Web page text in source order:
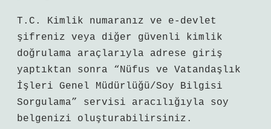
T.C. Kimlik numaranız ve e-devlet
şifreniz veya diğer güvenli kimlik
doğrulama araçlarıyla adrese giriş
yaptıktan sonra “Nüfus ve Vatandaşlık
İşleri Genel Müdürlüğü/Soy Bilgisi
Sorgulama” servisi aracılığıyla soy
belgenizi oluşturabilirsiniz.